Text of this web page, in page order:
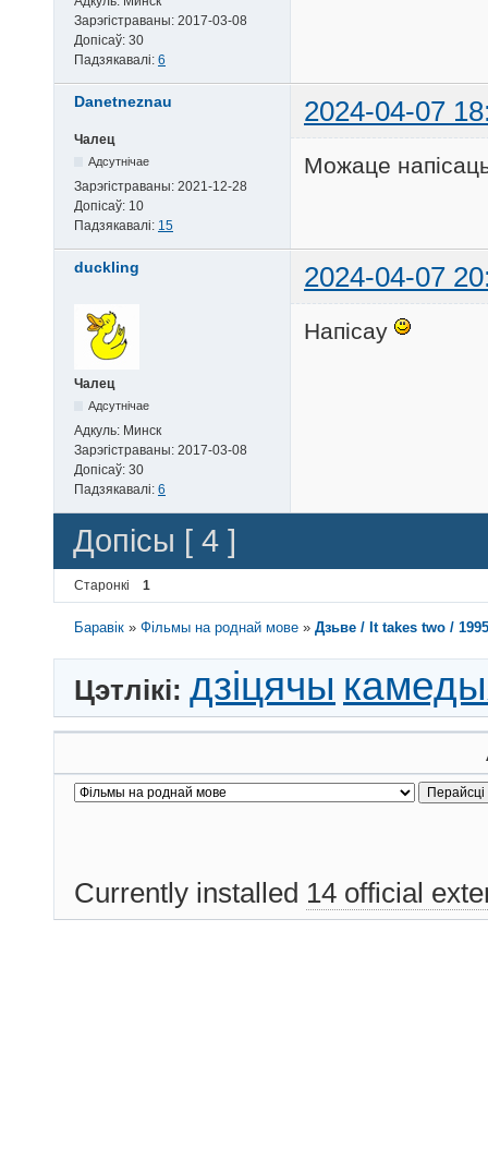
Зарэгістраваны: 2017-03-08
Допісаў: 30
Падзякавалі: 6
Danetneznau 2024-04-07
Чалец
Адсутнічае
Зарэгістраваны: 2021-12-28
Допісаў: 10
Падзякавалі: 15
Можаце
duckling 2024-04-07
Чалец
Адсутнічае
Адкуль: Минск
Зарэгістраваны: 2017-03-08
Допісаў: 30
Падзякавалі: 6
Напiсау
Допісы [ 4 ]
Старонкі 1
Баравік »Фільмы на роднай мове »Дзьве / It takes two /
Цэтлікі: дзіцячы
Currently installed 14 official